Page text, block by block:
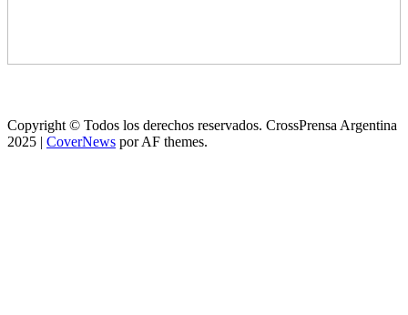
Copyright © Todos los derechos reservados. CrossPrensa Argentina
2025 | CoverNews por AF themes.